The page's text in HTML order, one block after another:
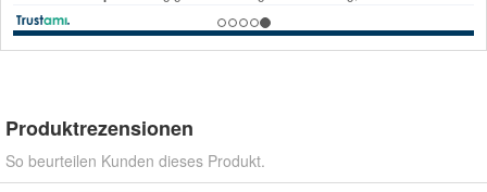
Produktrezensionen
So beurteilen Kunden dieses Produkt.